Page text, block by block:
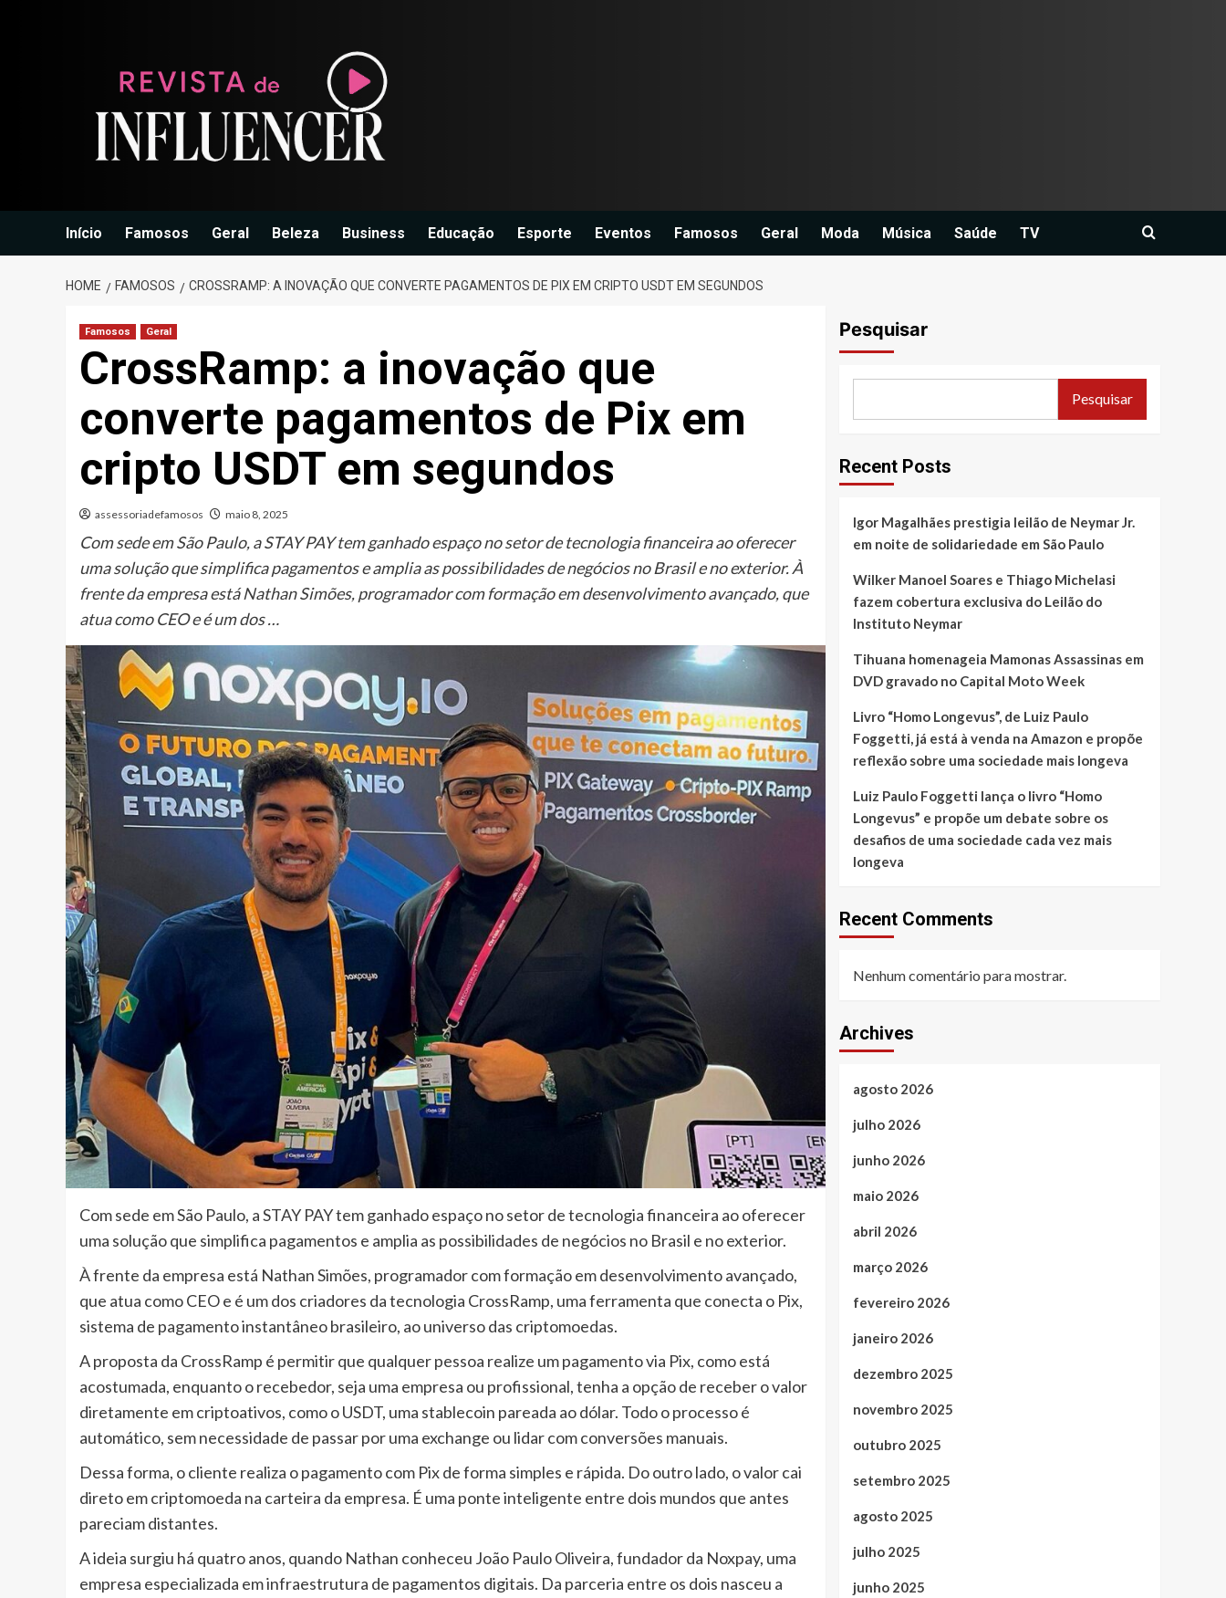
Início Famosos Geral Beleza Business Educação Esporte Eventos Famosos Geral Moda Música Saúde TV
HOME FAMOSOS CROSSRAMP: A INOVAÇÃO QUE CONVERTE PAGAMENTOS DE PIX EM CRIPTO USDT EM SEGUNDOS
Famosos Geral
CrossRamp: a inovação que
converte pagamentos de Pix em
cripto USDT em segundos
assessoriadefamosos maio 8, 2025
Com sede em São Paulo, a STAY PAY tem ganhado espaço no setor de tecnologia financeira ao oferecer
uma solução que simplifica pagamentos e amplia as possibilidades de negócios no Brasil e no exterior. À
frente da empresa está Nathan Simões, programador com formação em desenvolvimento avançado, que
atua como CEO e é um dos …
Com sede em São Paulo, a STAY PAY tem ganhado espaço no setor de tecnologia financeira ao oferecer
uma solução que simplifica pagamentos e amplia as possibilidades de negócios no Brasil e no exterior.
À frente da empresa está Nathan Simões, programador com formação em desenvolvimento avançado,
que atua como CEO e é um dos criadores da tecnologia CrossRamp, uma ferramenta que conecta o Pix,
sistema de pagamento instantâneo brasileiro, ao universo das criptomoedas.
A proposta da CrossRamp é permitir que qualquer pessoa realize um pagamento via Pix, como está
acostumada, enquanto o recebedor, seja uma empresa ou profissional, tenha a opção de receber o valor
diretamente em criptoativos, como o USDT, uma stablecoin pareada ao dólar. Todo o processo é
automático, sem necessidade de passar por uma exchange ou lidar com conversões manuais.
Dessa forma, o cliente realiza o pagamento com Pix de forma simples e rápida. Do outro lado, o valor cai
direto em criptomoeda na carteira da empresa. É uma ponte inteligente entre dois mundos que antes
pareciam distantes.
A ideia surgiu há quatro anos, quando Nathan conheceu João Paulo Oliveira, fundador da Noxpay, uma
empresa especializada em infraestrutura de pagamentos digitais. Da parceria entre os dois nasceu a
Pesquisar
Pesquisar
Recent Posts
Igor Magalhães prestigia leilão de Neymar Jr.
em noite de solidariedade em São Paulo
Wilker Manoel Soares e Thiago Michelasi
fazem cobertura exclusiva do Leilão do
Instituto Neymar
Tihuana homenageia Mamonas Assassinas em
DVD gravado no Capital Moto Week
Livro “Homo Longevus”, de Luiz Paulo
Foggetti, já está à venda na Amazon e propõe
reflexão sobre uma sociedade mais longeva
Luiz Paulo Foggetti lança o livro “Homo
Longevus” e propõe um debate sobre os
desafios de uma sociedade cada vez mais
longeva
Recent Comments
Nenhum comentário para mostrar.
Archives
agosto 2026
julho 2026
junho 2026
maio 2026
abril 2026
março 2026
fevereiro 2026
janeiro 2026
dezembro 2025
novembro 2025
outubro 2025
setembro 2025
agosto 2025
julho 2025
junho 2025